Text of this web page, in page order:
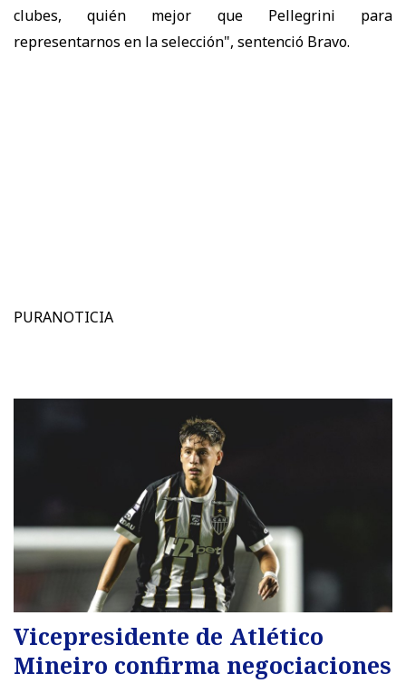
clubes, quién mejor que Pellegrini para
representarnos en la selección", sentenció Bravo.
PURANOTICIA
Vicepresidente de Atlético
Mineiro confirma negociaciones